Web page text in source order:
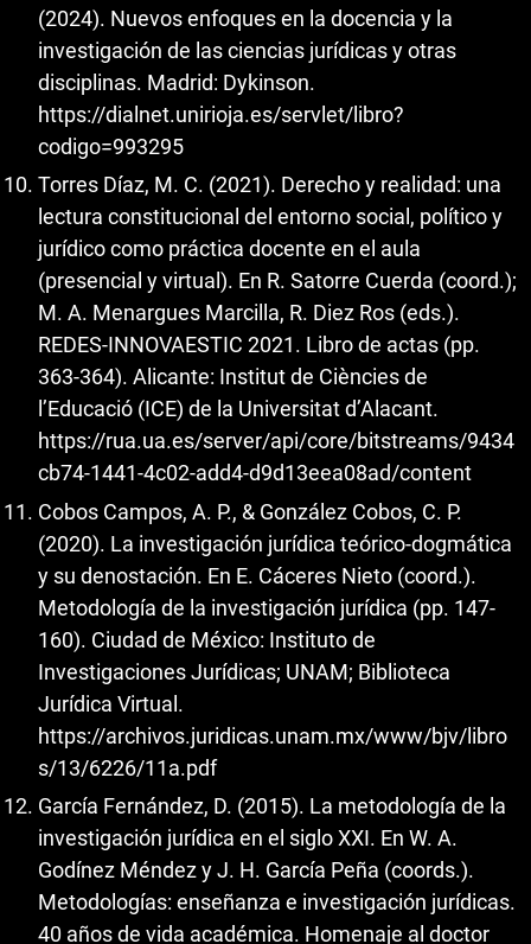
(2024). Nuevos enfoques en la docencia y la
investigación de las ciencias jurídicas y otras
disciplinas. Madrid: Dykinson.
https://dialnet.unirioja.es/servlet/libro?
codigo=993295
Torres Díaz, M. C. (2021). Derecho y realidad: una
lectura constitucional del entorno social, político y
jurídico como práctica docente en el aula
(presencial y virtual). En R. Satorre Cuerda (coord.);
M. A. Menargues Marcilla, R. Diez Ros (eds.).
REDES-INNOVAESTIC 2021. Libro de actas (pp.
363-364). Alicante: Institut de Ciències de
l’Educació (ICE) de la Universitat d’Alacant.
https://rua.ua.es/server/api/core/bitstreams/9434
cb74-1441-4c02-add4-d9d13eea08ad/content
Cobos Campos, A. P., & González Cobos, C. P.
(2020). La investigación jurídica teórico-dogmática
y su denostación. En E. Cáceres Nieto (coord.).
Metodología de la investigación jurídica (pp. 147-
160). Ciudad de México: Instituto de
Investigaciones Jurídicas; UNAM; Biblioteca
Jurídica Virtual.
https://archivos.juridicas.unam.mx/www/bjv/libro
s/13/6226/11a.pdf
García Fernández, D. (2015). La metodología de la
investigación jurídica en el siglo XXI. En W. A.
Godínez Méndez y J. H. García Peña (coords.).
Metodologías: enseñanza e investigación jurídicas.
40 años de vida académica. Homenaje al doctor